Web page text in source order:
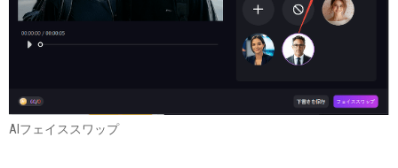
AIフェイススワップ